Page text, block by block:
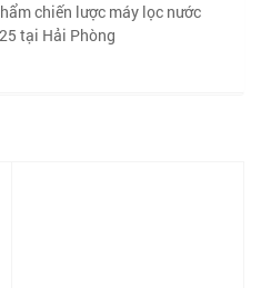
chiến lược máy lọc nước
tại Hải Phòng